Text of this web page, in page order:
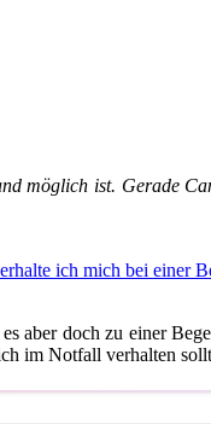
möglich ist. Gerade
ich mich bei einer
aber doch zu einer
im Notfall verhalten